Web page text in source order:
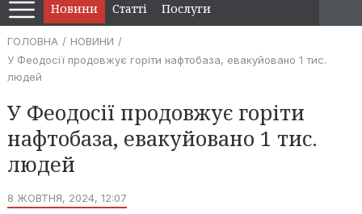
Новини Статті Послуги
ГОЛОВНА
НОВИНИ
У Феодосії продовжує горіти нафтобаза, евакуйовано 1 тис.
людей
У Феодосії продовжує горіти
нафтобаза, евакуйовано 1 тис.
людей
8 ЖОВТНЯ, 2024, 12:07